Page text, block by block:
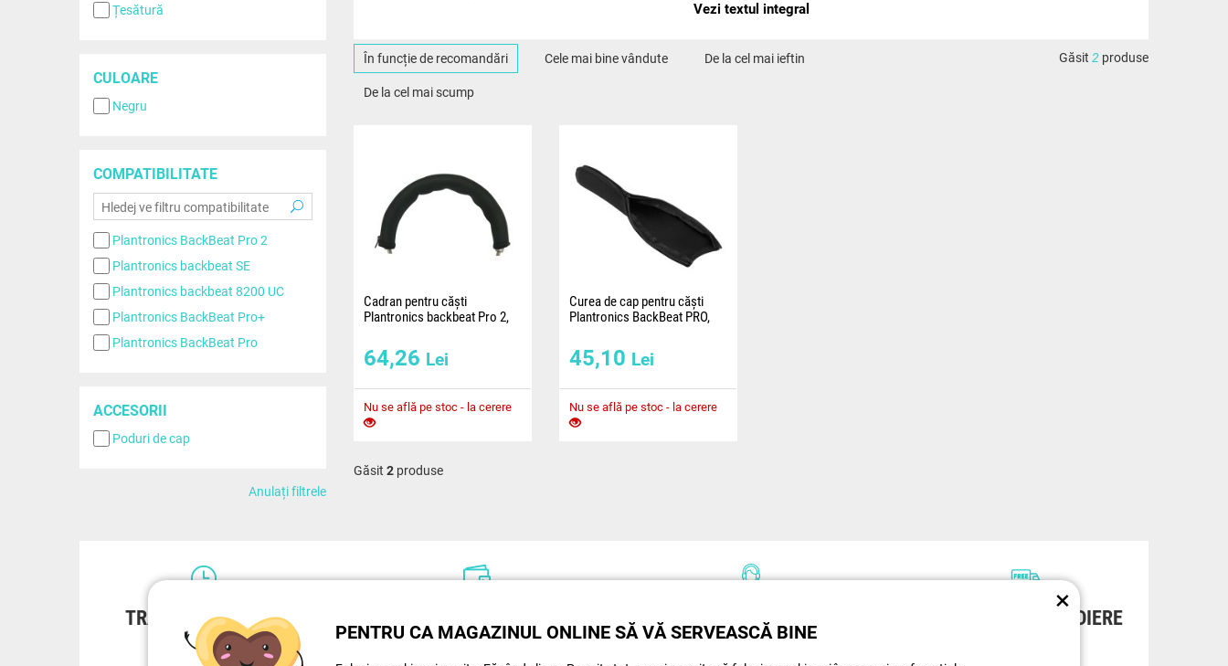
PENTRU CA MAGAZINUL ONLINE SĂ VĂ SERVEASCĂ BINE
×
Țesătură
CULOARE
Negru
COMPATIBILITATE
Plantronics BackBeat Pro 2
Plantronics backbeat SE
Plantronics backbeat 8200 UC
Plantronics BackBeat Pro+
Plantronics BackBeat Pro
ACCESORII
Poduri de cap
Anulați filtrele
Finisare de calitate– construcții rezistente cu perne moi.
Asistență profesională
– vă vom ajuta să alegeți piesa corespunzătoare.
Restabiliți confortul și aspectul căștilor dumneavoastră
brățara de cap Plantronics
Găsit 2 produse
În funcție de recomandări Cele mai bine vândute
De la cel mai ieftin
De la cel mai scump
Cadran pentru căști
Plantronics backbeat Pro 2,
textil
Cadranul este potrivit pentru
excelentă
64,26 Lei
Nu se află pe stoc - la cerere
Curea de cap pentru căști
Plantronics BackBeat PRO,
textil
Curea de cap este potrivită
servește ca o excelentă
45,10 Lei
Nu se află pe stoc - la cerere
Găsit 2 produse
TRANSPORT RAPID ASISTENȚĂ CLIENȚI
OPȚIUNE DE EXPEDIERE